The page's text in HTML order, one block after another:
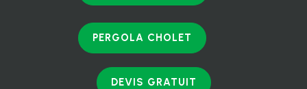
PERGOLA CHOLET
DEVIS GRATUIT